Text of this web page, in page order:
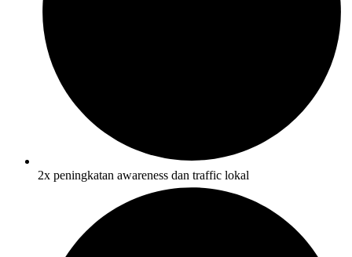
2x peningkatan awareness dan traffic lokal